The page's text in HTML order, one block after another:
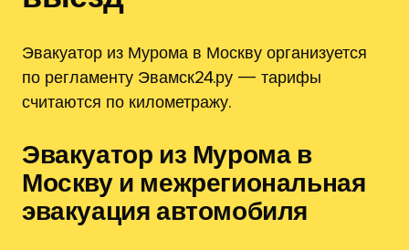
Эвакуатор из Мурома в Москву организуется
по регламенту Эвамск24.ру — тарифы
считаются по километражу.
Эвакуатор из Мурома в
Москву и межрегиональная
эвакуация автомобиля